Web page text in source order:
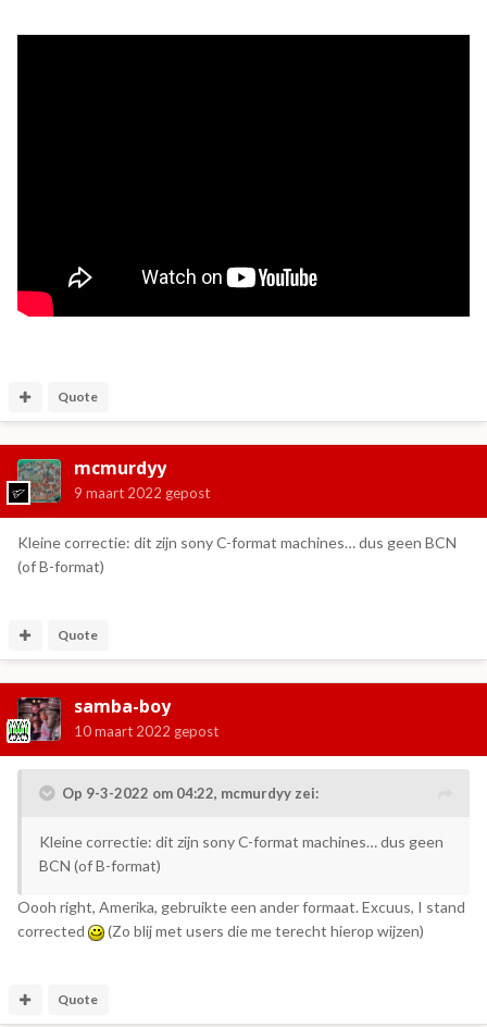
Quote
mcmurdyy
9 maart 2022 gepost
Kleine correctie: dit zijn sony C-format machines… dus geen BCN
(of B-format)
Quote
samba-boy
10 maart 2022 gepost
Op 9-3-2022 om 04:22, mcmurdyy zei:
Kleine correctie: dit zijn sony C-format machines… dus geen
BCN (of B-format)
Oooh right, Amerika, gebruikte een ander formaat. Excuus, I stand
corrected
(Zo blij met users die me terecht hierop wijzen)
Quote